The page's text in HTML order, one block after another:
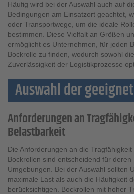
Häufig wird bei der Auswahl auch auf
Bedingungen am Einsatzort geachtet,
oder Transportwege, um die ideale
bestimmen. Diese Vielfalt an Größen
ermöglicht es Unternehmen, für jeden
Bockrolle zu finden, wodurch sowohl
Zuverlässigkeit der Logistikprozesse
Auswahl der
Anforderungen an
Belastbarkeit
Die Anforderungen an die
Bockrollen sind entscheidend für
Umgebungen. Bei der Auswahl sollten
maximale Last als auch die Häufigkeit
berücksichtigen. Bockrollen mit hoher